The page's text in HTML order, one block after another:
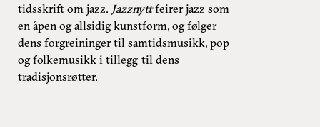
tidsskrift om jazz. Jazznyttfeirer jazz som
en åpen og allsidig kunstform, og følger
dens forgreininger til samtidsmusikk, pop
og folkemusikk i tillegg til dens
tradisjonsrøtter.